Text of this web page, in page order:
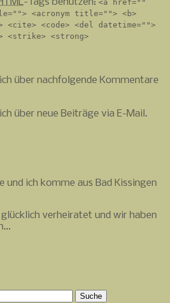
<a href=""
<acronym title=""> <b>
<cite> <code> <del datetime="">
<strike> <strong>
über nachfolgende Kommentare
über neue Beiträge via E-Mail.
und ich komme aus Bad Kissingen
glücklich verheiratet und wir haben